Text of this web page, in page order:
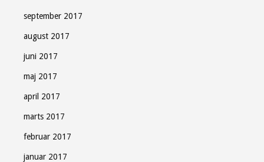
september 2017
august 2017
juni 2017
maj 2017
april 2017
marts 2017
februar 2017
januar 2017